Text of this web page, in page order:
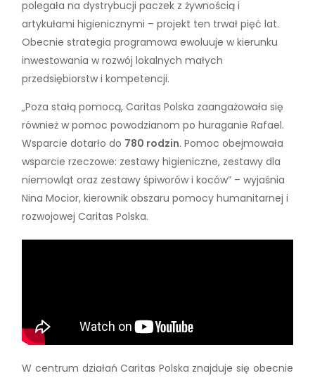
polegała na dystrybucji paczek z żywnością i
artykułami higienicznymi – projekt ten trwał pięć lat.
Obecnie strategia programowa ewoluuje w kierunku
inwestowania w rozwój lokalnych małych
przedsiębiorstw i kompetencji.
„Poza stałą pomocą, Caritas Polska zaangażowała się
również w pomoc powodzianom po huraganie Rafael.
Wsparcie dotarło do 780 rodzin. Pomoc obejmowała
wsparcie rzeczowe: zestawy higieniczne, zestawy dla
niemowląt oraz zestawy śpiworów i koców” – wyjaśnia
Nina Mocior, kierownik obszaru pomocy humanitarnej i
rozwojowej Caritas Polska.
W centrum działań Caritas Polska znajduje się obecnie